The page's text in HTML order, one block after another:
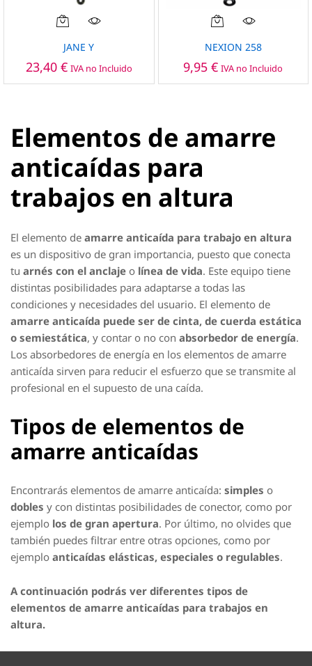
producto
JANE Y
23,40 € IVA no Incluido
NEXION 258
9,95€ IVA no Incluido
Elementos de amarre
anticaídas para
trabajos en altura
El elemento de amarre anticaída para trabajo en altura
es un dispositivo de gran importancia, puesto que conecta
tu arnés con el anclaje o línea de vida. Este equipo tiene
distintas posibilidades para adaptarse a todas las
condiciones y necesidades del usuario. El elemento de
amarre anticaída puede ser de cinta, de cuerda estática
o semiestática, y contar o no con absorbedor de energía.
Los absorbedores de energía en los elementos de amarre
anticaída sirven para reducir el esfuerzo que se transmite al
profesional en el supuesto de una caída.
Tipos de elementos de
amarre anticaídas
Encontrarás elementos de amarre anticaída: simples o
dobles y con distintas posibilidades de conector, como por
ejemplo los de gran apertura. Por último, no olvides que
también puedes filtrar entre otras opciones, como por
ejemplo anticaídas elásticas, especiales o regulables.
A continuación podrás ver diferentes tipos de
elementos de amarre anticaídas para trabajos en
altura.